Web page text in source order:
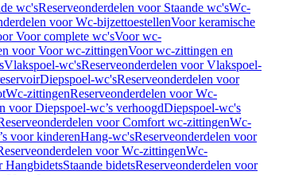
wc'sReserveonderdelen voor Staande wc'sWc-
voor Wc-bijzettoestellenVoor keramische
Voor complete wc'sVoor wc-
voor Voor wc-zittingenVoor wc-zittingen en
Vlakspoel-wc'sReserveonderdelen voor Vlakspoel-
Diepspoel-wc'sReserveonderdelen voor
Wc-zittingenReserveonderdelen voor Wc-
voor Diepspoel-wc’s verhoogdDiepspoel-wc's
voor Comfort wc-zittingenWc-
voor kinderenHang-wc'sReserveonderdelen voor
voor Wc-zittingenWc-
HangbidetsStaande bidetsReserveonderdelen voor